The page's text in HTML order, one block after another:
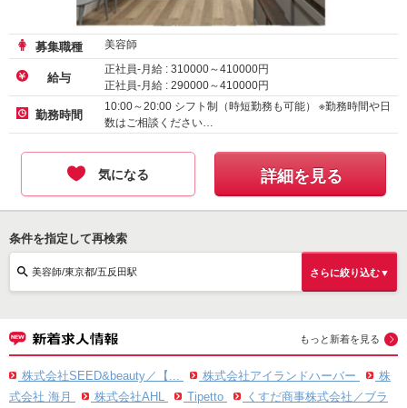
募集職種 美容師
給与
正社員-月給 : 310000～410000円
正社員-月給 : 290000～410000円
正社員-月給 :222300～ 258750円
勤務時間
10:00～20:00 シフト制（時短勤務も可能） ※勤務時間や日
数はご相談ください…
気になる 詳細を見る
条件を指定して再検索
美容師/東京都/五反田駅 さらに絞り込む▼
もっと新着を見る
株式会社SEED&beauty／【... 株式会社アイランドハーバー
株
式会社 海月
株式会社AHL Tipetto
くすだ商事株式会社／ブラ